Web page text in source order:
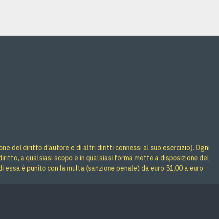
del diritto d’autore e di altri diritti connessi al suo esercizio). Ogni
a qualsiasi scopo e in qualsiasi forma mette a disposizione del
è punito con la multa (sanzione penale) da euro 51,00 a euro